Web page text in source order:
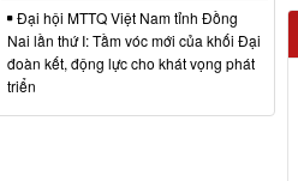
Đại hội MTTQ Việt Nam tỉnh Đồng
Nai lần thứ I: Tầm vóc mới của khối Đại
đoàn kết, động lực cho khát vọng phát
triển